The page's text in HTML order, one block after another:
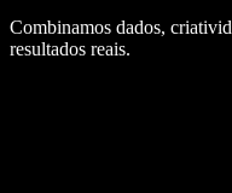
Combinamos dados,
resultados reais.